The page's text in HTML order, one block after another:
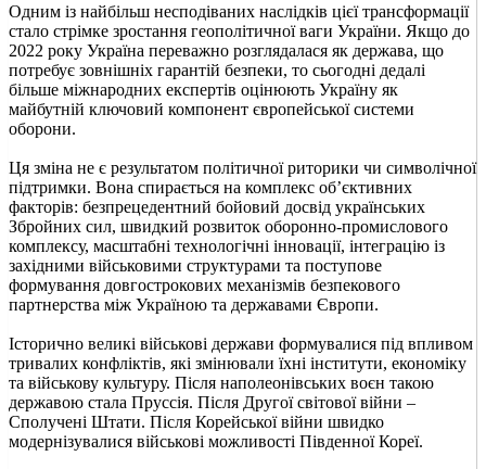
Одним із найбільш несподіваних наслідків цієї трансформації
стало стрімке зростання геополітичної ваги України. Якщо до
2022 року Україна переважно розглядалася як держава, що
потребує зовнішніх гарантій безпеки, то сьогодні дедалі
більше міжнародних експертів оцінюють Україну як
майбутній ключовий компонент європейської системи
оборони.
Ця зміна не є результатом політичної риторики чи символічної
підтримки. Вона спирається на комплекс об’єктивних
факторів: безпрецедентний бойовий досвід українських
Збройних сил, швидкий розвиток оборонно-промислового
комплексу, масштабні технологічні інновації, інтеграцію із
західними військовими структурами та поступове
формування довгострокових механізмів безпекового
партнерства між Україною та державами Європи.
Історично великі військові держави формувалися під впливом
тривалих конфліктів, які змінювали їхні інститути, економіку
та військову культуру. Після наполеонівських воєн такою
державою стала Пруссія. Після Другої світової війни –
Сполучені Штати. Після Корейської війни швидко
модернізувалися військові можливості Південної Кореї.